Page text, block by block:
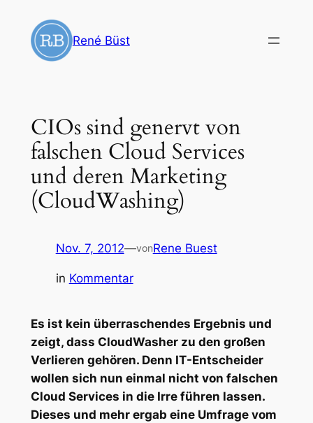
Inhalt
springen
René Büst
CIOs sind genervt von
falschen Cloud Services
und deren Marketing
(CloudWashing)
Nov. 7, 2012—vonRene Buest
in Kommentar
Es ist kein überraschendes Ergebnis und
zeigt, dass CloudWasher zu den großen
Verlieren gehören. Denn IT-Entscheider
wollen sich nun einmal nicht von falschen
Cloud Services in die Irre führen lassen.
Dieses und mehr ergab eine Umfrage vom